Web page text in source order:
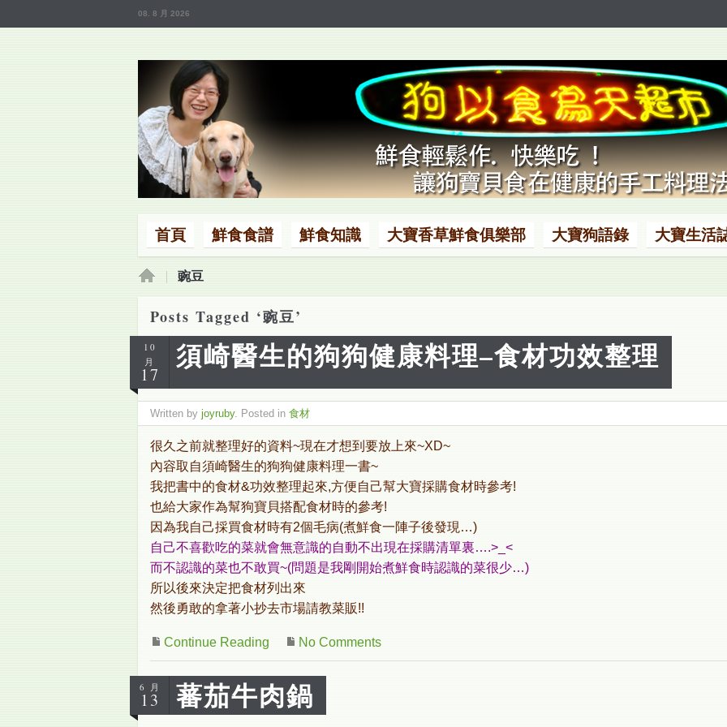
08. 8 月 2026
首頁 鮮食食譜 鮮食知識 大寶香草鮮食俱樂部 大寶狗語錄 大寶生活
豌豆
Posts Tagged ‘豌豆’
10
月
17
須崎醫生的狗狗健康料理–食材功效整理
Written by joyruby. Posted in 食材
很久之前就整理好的資料~現在才想到要放上來~XD~
內容取自須崎醫生的狗狗健康料理一書~
我把書中的食材&功效整理起來,方便自己幫大寶採購食材時參考!
也給大家作為幫狗寶貝搭配食材時的參考!
因為我自己採買食材時有2個毛病(煮鮮食一陣子後發現…)
自己不喜歡吃的菜就會無意識的自動不出現在採購清單裏….>_<
而不認識的菜也不敢買~(問題是我剛開始煮鮮食時認識的菜很少…)
所以後來決定把食材列出來
然後勇敢的拿著小抄去市場請教菜販!!
Continue Reading No Comments
6 月
13 蕃茄牛肉鍋